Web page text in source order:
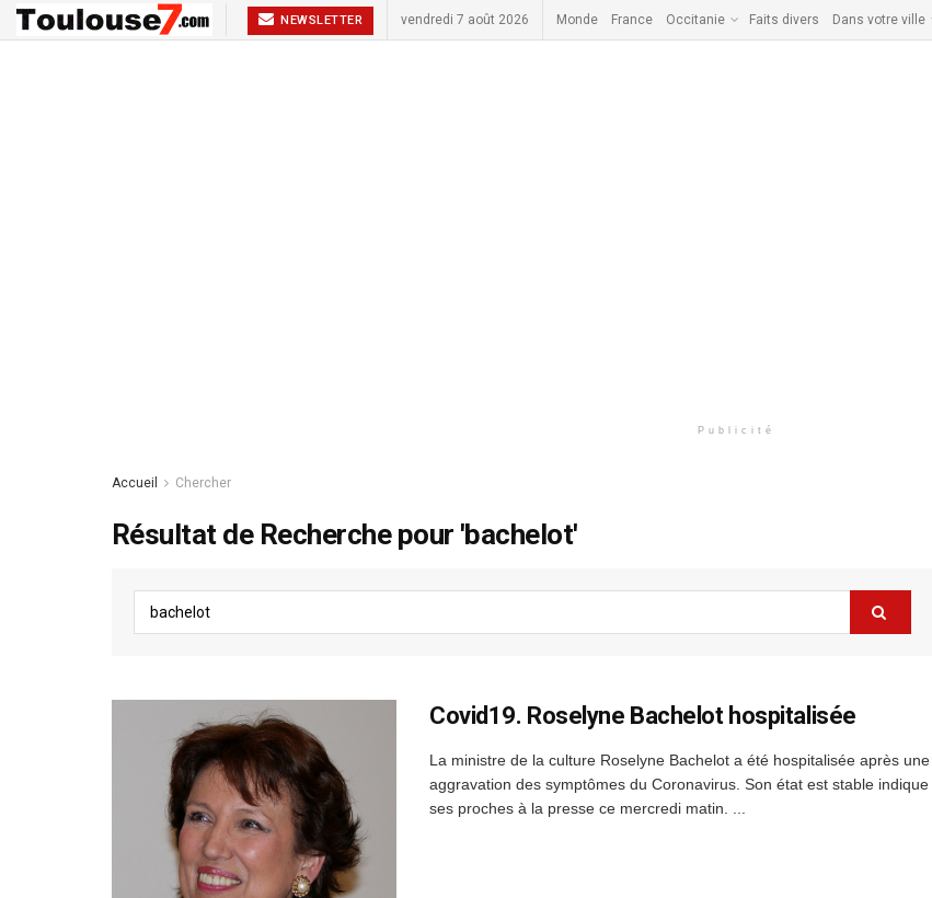
NEWSLETTER vendredi 7 août 2026 Monde France Occitanie Faits divers Dans votre ville
Publicité
Accueil Chercher
Résultat de Recherche pour 'bachelot'
Covid19. Roselyne Bachelot hospitalisée
La ministre de la culture Roselyne Bachelot a été hospitalisée après une
aggravation des symptômes du Coronavirus. Son état est stable indique
ses proches à la presse ce mercredi matin. ...